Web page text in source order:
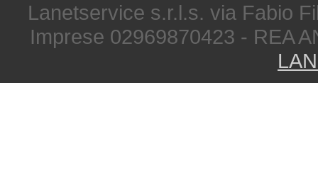
Lanetservice s.r.l.s. via Fabio
Imprese 02969870423 - REA